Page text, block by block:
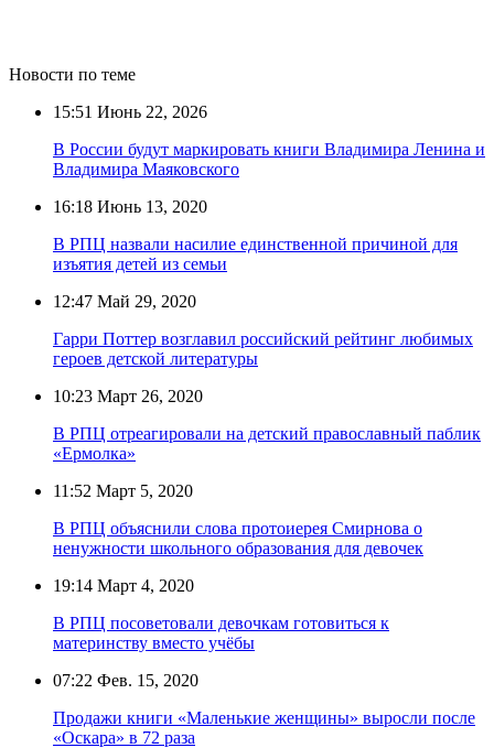
Новости по теме
15:51 Июнь 22, 2026
В России будут маркировать книги Владимира Ленина и
Владимира Маяковского
16:18 Июнь 13, 2020
В РПЦ назвали насилие единственной причиной для
изъятия детей из семьи
12:47 Май 29, 2020
Гарри Поттер возглавил российский рейтинг любимых
героев детской литературы
10:23 Март 26, 2020
В РПЦ отреагировали на детский православный паблик
«Ермолка»
11:52 Март 5, 2020
В РПЦ объяснили слова протоиерея Смирнова о
ненужности школьного образования для девочек
19:14 Март 4, 2020
В РПЦ посоветовали девочкам готовиться к
материнству вместо учёбы
07:22 Фев. 15, 2020
Продажи книги «Маленькие женщины» выросли после
«Оскара» в 72 раза